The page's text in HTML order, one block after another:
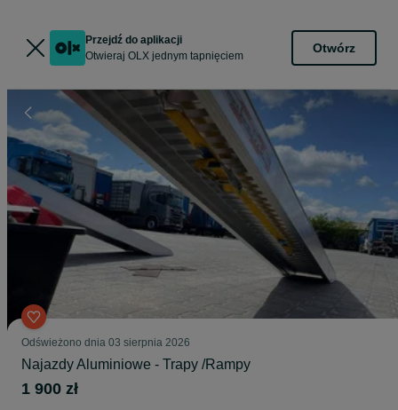
Przejdź do aplikacji
Otwieraj OLX jednym tapnięciem
Otwórz
Odświeżono dnia 03 sierpnia 2026
Najazdy Aluminiowe - Trapy /Rampy
1 900 zł